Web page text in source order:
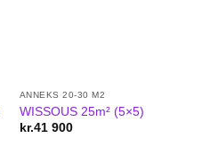
ANNEKS 20-30 M2
WISSOUS 25m² (5×5)
kr.41 900